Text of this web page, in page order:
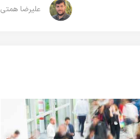
علیرضا همتی